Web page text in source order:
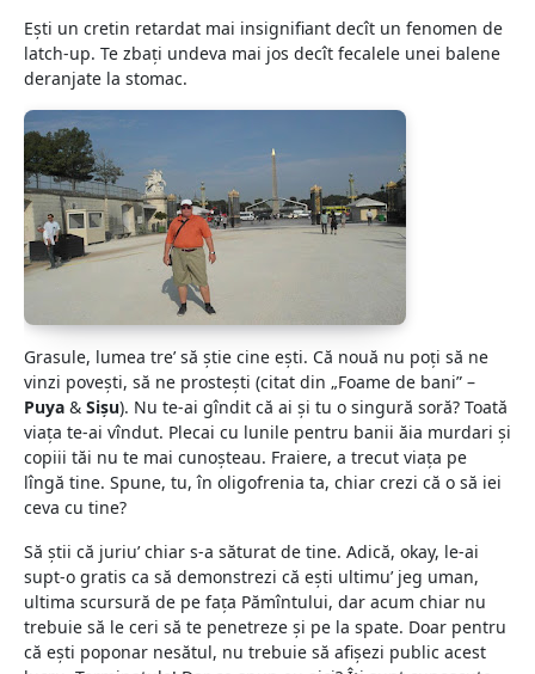
Eşti un cretin retardat mai insignifiant decît un fenomen de
latch-up. Te zbaţi undeva mai jos decît fecalele unei balene
deranjate la stomac.
Grasule, lumea tre’ să ştie cine eşti. Că nouă nu poţi să ne
vinzi poveşti, să ne prosteşti (citat din „Foame de bani” –
Puya & Sişu). Nu te-ai gîndit că ai şi tu o singură soră? Toată
viaţa te-ai vîndut. Plecai cu lunile pentru banii ăia murdari şi
copiii tăi nu te mai cunoşteau. Fraiere, a trecut viaţa pe
lîngă tine. Spune, tu, în oligofrenia ta, chiar crezi că o să iei
ceva cu tine?
Să ştii că juriu’ chiar s-a săturat de tine. Adică, okay, le-ai
supt-o gratis ca să demonstrezi că eşti ultimu’ jeg uman,
ultima scursură de pe faţa Pămîntului, dar acum chiar nu
trebuie să le ceri să te penetreze şi pe la spate. Doar pentru
că eşti poponar nesătul, nu trebuie să afişezi public acest